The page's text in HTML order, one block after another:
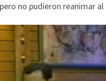
no pudieron reanimar